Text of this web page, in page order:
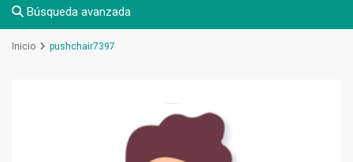
Búsqueda avanzada
Inicio pushchair7397